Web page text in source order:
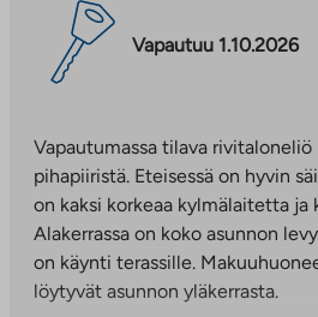
Vapautuu 1.10.2026
Vapautumassa tilava rivitaloneliö
pihapiiristä. Eteisessä on hyvin
on kaksi korkeaa kylmälaitetta ja
Alakerrassa on koko asunnon
on käynti terassille.
löytyvät asunnon yläkerrasta.